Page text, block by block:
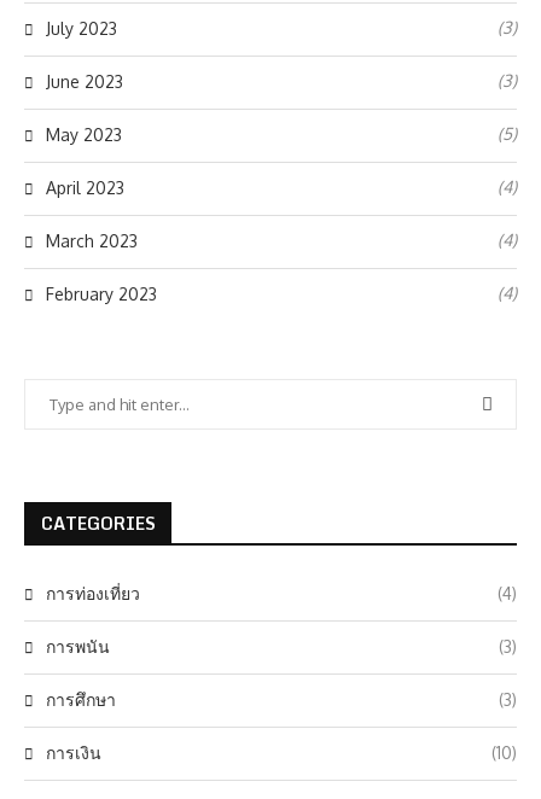
July 2023 (3)
June 2023 (3)
May 2023 (5)
April 2023 (4)
March 2023 (4)
February 2023 (4)
CATEGORIES
การท่องเที่ยว (4)
การพนัน (3)
การศึกษา (3)
การเงิน (10)